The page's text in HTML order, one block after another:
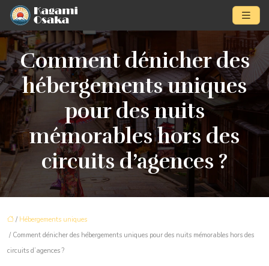
Comment dénicher des
hébergements uniques
pour des nuits
mémorables hors des
circuits d’agences ?
/ Hébergements uniques
/ Comment dénicher des hébergements uniques pour des nuits mémorables hors des
circuits d’agences ?